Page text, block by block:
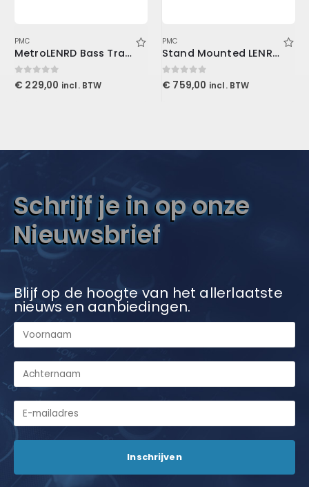
PMC
MetroLENRD Bass Trap, 4-Pack 2-30x30x60cm, Charcoal
0out of 5
€ 229,00 incl. BTW
PMC
Stand Mounted LENRD Bass Trap, 4-Pack 30x30x121cm
0out of 5
€ 759,00 incl. BTW
Schrijf je in op onze
Nieuwsbrief
Blijf op de hoogte van het allerlaatste
nieuws en aanbiedingen.